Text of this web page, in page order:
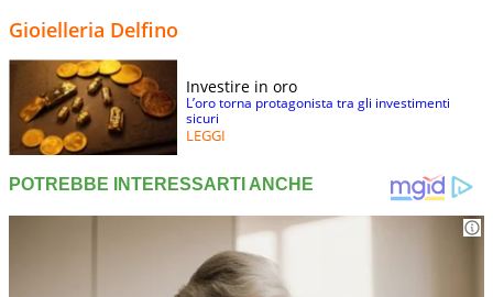
Gioielleria Delfino
Investire in oro
L’oro torna protagonista tra gli investimenti
sicuri
LEGGI